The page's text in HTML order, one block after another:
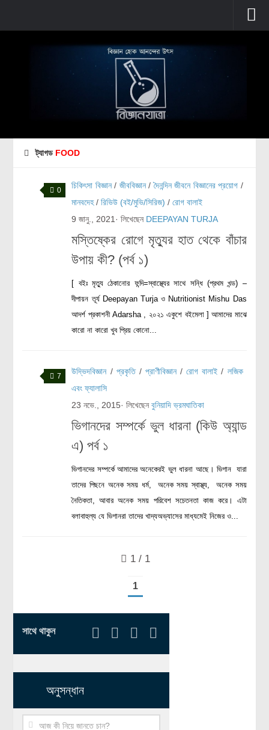
মানবদেহ
জেনেটিক্স
রোগ ও চিকিৎসা
অণুজীববিজ্ঞান
প্রকৃতি
প্রাকৃতিক দুর্যোগ
পরিবেশ দূষণ
কম্পিউটার সায়েন্স
ইলেকট্রিক্যাল ইঞ্জিনিয়ারিং
সামাজিক বিজ্ঞান
অর্থনীতি
রাষ্ট্রবিজ্ঞান
নৃবিজ্ঞান
ট্যাগড FOOD
0 চিকিৎসা বিজ্ঞান/ জীববিজ্ঞান/দৈনন্দিন জীবনে বিজ্ঞানের প্রয়োগ /
মানবদেহ/রিভিউ (বই/মুভি/সিরিজ) /রোগ বালাই
9 জানু., 2021 · লিখেছেন DEEPAYAN TURJA
মস্তিষ্কের রোগে মৃত্যুর হাত থেকে বাঁচার
উপায় কী? (পর্ব ১)
[ বইঃ মৃত্যু ঠেকানোর ফন্দি=স্বাস্থ্যের সাথে সন্ধি (প্রথম খন্ড) –
দীপায়ন তূর্য Deepayan Turja ও Nutritionist Mishu Das
আদর্শ প্রকাশনী Adarsha , ২০২১ একুশে বইমেলা ] আমাদের মাঝে
কারো না কারো খুব প্রিয় কোনো...
7 উদ্ভিদবিজ্ঞান/ প্রকৃতি/ প্রাণীবিজ্ঞান/রোগ বালাই / লজিক
এবং ফ্যালাসি
23 নভে., 2015· লিখেছেনবুনিয়াদি ভ্রমঘাতিকা
ভিগানদের সম্পর্কে ভুল ধারনা (কিউ অ্যান্ড
এ) পর্ব ১
ভিগানদের সম্পর্কে আমাদের অনেকেরই ভুল ধারনা আছে। ভিগান যারা
তাদের পিছনে অনেক সময় ধর্ম, অনেক সময় স্বাস্থ্য, অনেক সময়
নৈতিকতা, আবার অনেক সময় পরিবেশ সচেতনতা কাজ করে। এটা
বলাবাহুল্য যে ভিগানরা তাদের খাদ্যঅভ্যাসের মাধ্যমেই নিজের ও...
1 / 1
1
সাথে থাকুন
অনুসন্ধান